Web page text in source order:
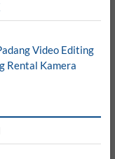
Video Editing
Rental Kamera